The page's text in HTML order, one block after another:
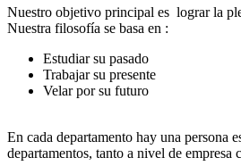
Nuestro objetivo principal es lograr la
Nuestra filosofía se basa en :
Estudiar su pasado
Trabajar su presente
Velar por su futuro
En cada departamento hay una persona
departamentos, tanto a nivel de empresa